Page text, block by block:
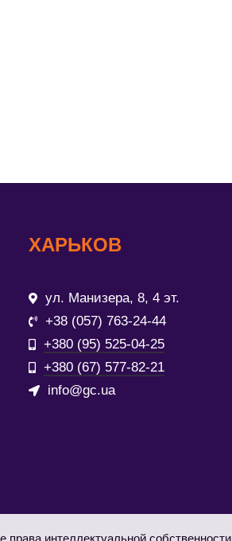
ХАРЬКОВ
ул. Манизера, 8, 4 эт.
+38 (057) 763-24-44
+380 (95) 525-04-25
+380 (67) 577-82-21
info@gc.ua